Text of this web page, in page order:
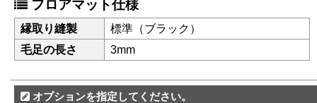
フロアマット仕様
縁取り縫製
標準（ブラック）
毛足の長さ
3mm
オプションを指定してください。